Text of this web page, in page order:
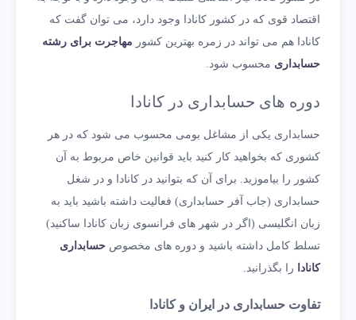
اقتصاد قوی که در کشور کانادا وجود دارد، می توان گفت که
کانادا هم می تواند در زمره بهترین کشور مهاجرت برای رشته
حسابداری محسوب شود.
دوره های حسابداری در کانادا
حسابداری یکی از مشاغل بومی محسوب می‌ شود که در هر
کشوری که بخواهید کار کنید باید قوانین خاص مربوط به آن
کشور را بیاموزید. برای آن که بتوانید در کانادا و در شغل
حسابداری (جاب آفر حسابداری) فعالیت داشته باشید باید به
زبان انگلیسی (اگر در شهر های فرانسوی زبان کانادا ساکنید)
تسلط کامل داشته باشید و دوره های مخصوص حسابداری
کانادا را بگذرانید.
تفاوت حسابداری در ایران و کانادا